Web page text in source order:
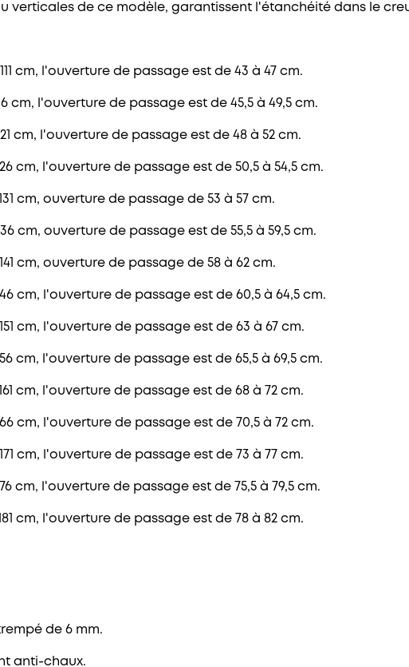
verticales de ce modèle, garantissent l'étanchéité dans le
cm, l'ouverture de passage est de 43 à 47 cm.
cm, l'ouverture de passage est de 45,5 à 49,5 cm.
cm, l'ouverture de passage est de 48 à 52 cm.
cm, l'ouverture de passage est de 50,5 à 54,5 cm.
cm, ouverture de passage de 53 à 57 cm.
cm, ouverture de passage est de 55,5 à 59,5 cm.
cm, ouverture de passage de 58 à 62 cm.
cm, l'ouverture de passage est de 60,5 à 64,5 cm.
cm, l'ouverture de passage est de 63 à 67 cm.
cm, l'ouverture de passage est de 65,5 à 69,5 cm.
cm, l'ouverture de passage est de 68 à 72 cm.
cm, l'ouverture de passage est de 70,5 à 72 cm.
cm, l'ouverture de passage est de 73 à 77 cm.
cm, l'ouverture de passage est de 75,5 à 79,5 cm.
cm, l'ouverture de passage est de 78 à 82 cm.
de 6 mm.
anti-chaux.